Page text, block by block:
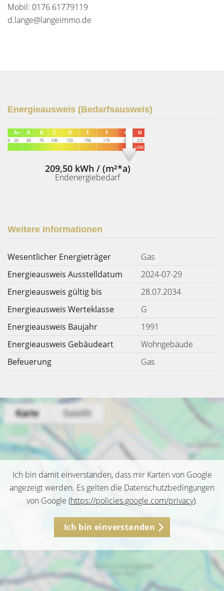
Mobil: 0176 61779119
d.lange@langeimmo.de
Energieausweis (Bedarfsausweis)
209,50 kWh / (m²*a)
Endenergiebedarf
Weitere Informationen
Wesentlicher Energieträger
Gas
Energieausweis Ausstelldatum
2024-07-29
Energieausweis gültig bis
28.07.2034
Energieausweis Werteklasse
G
Energieausweis Baujahr
1991
Energieausweis Gebäudeart
Wohngebäude
Befeuerung
Gas
Ich bin damit einverstanden, dass mir Karten von Google
angezeigt werden. Es gelten die Datenschutzbedingungen
von Google (https://policies.google.com/privacy).
Ich bin einverstanden